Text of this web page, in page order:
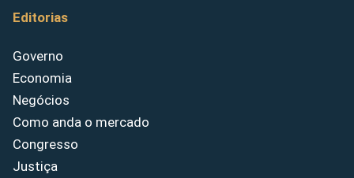
Editorias
Governo
Economia
Negócios
Como anda o mercado
Congresso
Justiça